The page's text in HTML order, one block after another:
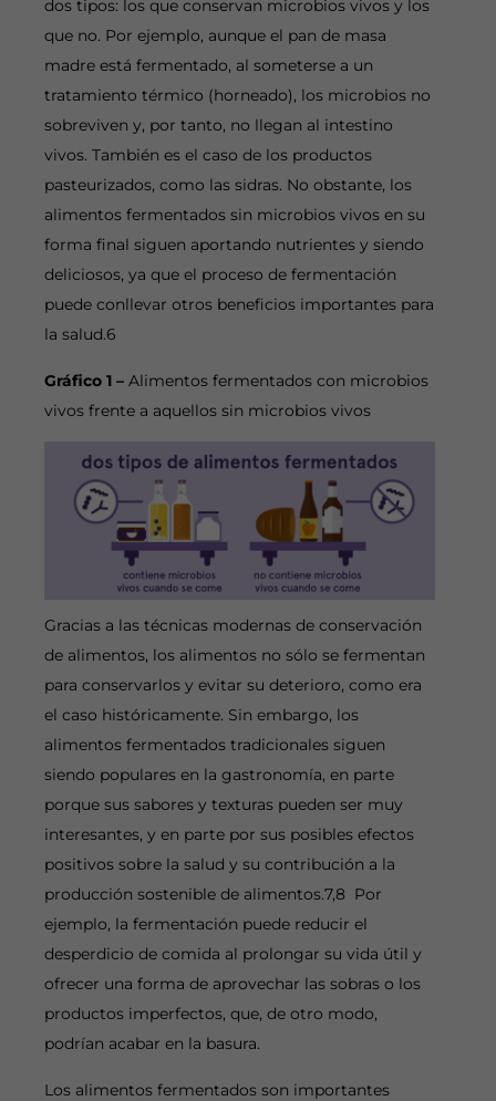
dos tipos: los que conservan microbios vivos y los
que no. Por ejemplo, aunque el pan de masa
madre está fermentado, al someterse a un
tratamiento térmico (horneado), los microbios no
sobreviven y, por tanto, no llegan al intestino
vivos. También es el caso de los productos
pasteurizados, como las sidras. No obstante, los
alimentos fermentados sin microbios vivos en su
forma final siguen aportando nutrientes y siendo
deliciosos, ya que el proceso de fermentación
puede conllevar otros beneficios importantes para
la salud.6
Gráfico 1 – Alimentos fermentados con microbios
vivos frente a aquellos sin microbios vivos
Gracias a las técnicas modernas de conservación
de alimentos, los alimentos no sólo se fermentan
para conservarlos y evitar su deterioro, como era
el caso históricamente. Sin embargo, los
alimentos fermentados tradicionales siguen
siendo populares en la gastronomía, en parte
porque sus sabores y texturas pueden ser muy
interesantes, y en parte por sus posibles efectos
positivos sobre la salud y su contribución a la
producción sostenible de alimentos.7,8 Por
ejemplo, la fermentación puede reducir el
desperdicio de comida al prolongar su vida útil y
ofrecer una forma de aprovechar las sobras o los
productos imperfectos, que, de otro modo,
podrían acabar en la basura.
Los alimentos fermentados son importantes